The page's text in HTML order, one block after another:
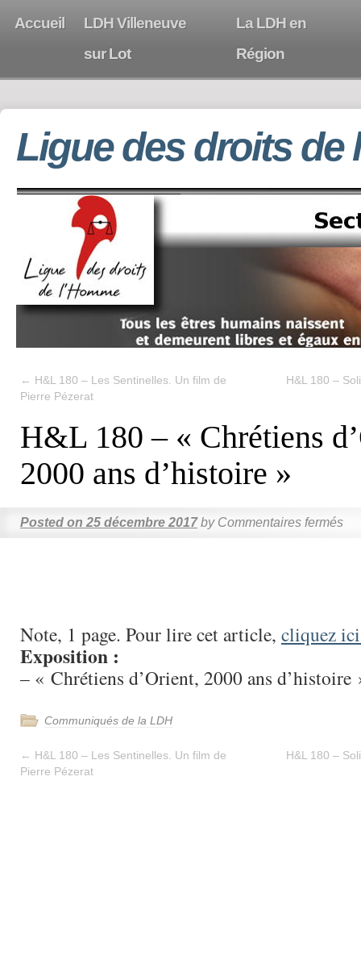
Accueil
LDH Villeneuve
sur Lot
La LDH en
Région
Ligue des droits de
← H&L 180 – Les Sentinelles. Un film de
Pierre Pézerat
H&L 180 –
H&L 180 – « Chrétiens
2000 ans d’histoire »
Posted on 25 décembre 2017 by Commentaires fermés
Note, 1 page. Pour lire cet article, cliquez
Exposition :
– « Chrétiens d’Orient, 2000 ans d’histoire
Communiqués de la LDH
← H&L 180 – Les Sentinelles. Un film de
Pierre Pézerat
H&L 180 –